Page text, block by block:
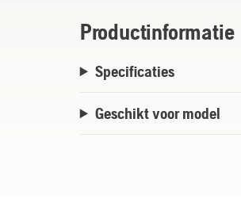
Productinformatie
Specificaties
Geschikt voor model